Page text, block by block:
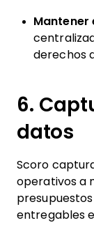
Mantener
derechos
6.
datos
Scoro
operativos a
entregables